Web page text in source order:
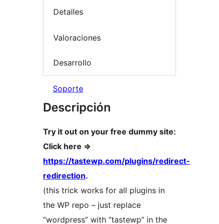
Detalles
Valoraciones
Desarrollo
Soporte
Descripción
Try it out on your free dummy site:
Click here =>
https://tastewp.com/plugins/redirect-
redirection.
(this trick works for all plugins in
the WP repo – just replace
“wordpress” with “tastewp” in the